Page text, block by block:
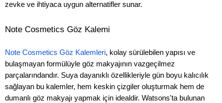
zevke ve ihtiyaca uygun alternatifler sunar.
Note Cosmetics Göz Kalemi
Note Cosmetics Göz Kalemleri, kolay sürülebilen yapısı ve
bulaşmayan formülüyle göz makyajının vazgeçilmez
parçalarındandır. Suya dayanıklı özellikleriyle gün boyu kalıcılık
sağlayan bu kalemler, hem keskin çizgiler oluşturmak hem de
dumanlı göz makyajı yapmak için idealdir. Watsons'ta bulunan